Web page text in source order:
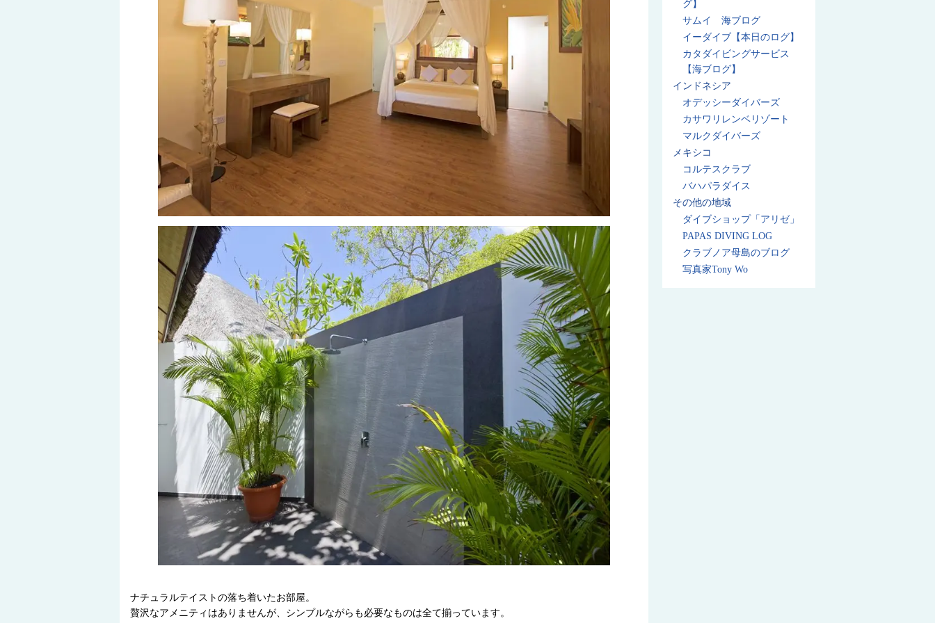
ナチュラルテイストの落ち着いたお部屋。
贅沢なアメニティはありませんが、シンプルながらも必要なものは全て揃っています。
グ】
サムイ 海ブログ
イーダイブ【本日のログ】
カタダイビングサービス
【海ブログ】
インドネシア
オデッシーダイバーズ
カサワリレンベリゾート
マルクダイバーズ
メキシコ
コルテスクラブ
バハパラダイス
その他の地域
ダイブショップ「アリゼ」
PAPAS DIVING LOG
クラブノア母島のブログ
写真家Tony Wo